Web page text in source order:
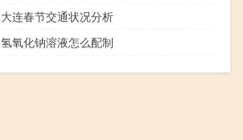
大连春节交通状况分析
氢氧化钠溶液怎么配制